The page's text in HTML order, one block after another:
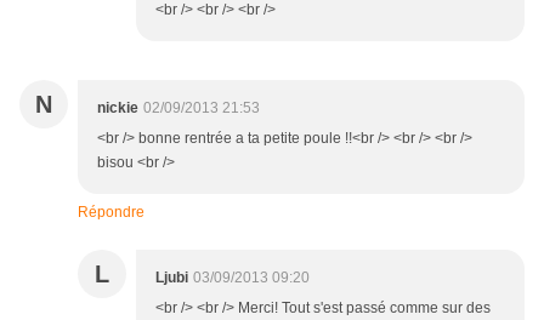
<br /> <br /> <br />
N nickie 02/09/2013 21:53
<br /> bonne rentrée a ta petite poule !!<br /> <br /> <br />
bisou <br />
Répondre
L Ljubi 03/09/2013 09:20
<br /> <br /> Merci! Tout s'est passé comme sur des